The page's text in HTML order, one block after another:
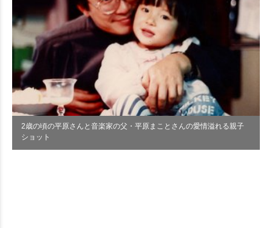
2歳の頃の平原さんと音楽家の父・平原まことさんの愛情溢れる親子
ショット